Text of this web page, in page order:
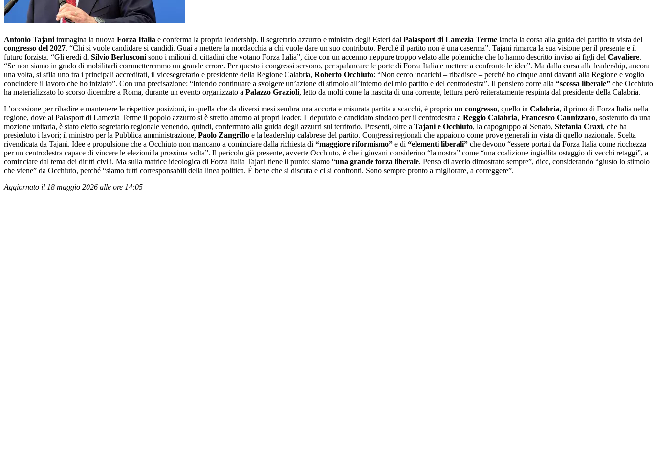
Antonio Tajani immagina la nuova Forza Italia e conferma la propria leadership. Il segretario azzurro e ministro degli Esteri dal Palasport di Lamezia Terme lancia la corsa alla guida del partito in vista del
congresso del 2027. “Chi si vuole candidare si candidi. Guai a mettere la mordacchia a chi vuole dare un suo contributo. Perché il partito non è una caserma”. Tajani rimarca la sua visione per il presente e il
futuro forzista. “Gli eredi di Silvio Berlusconi sono i milioni di cittadini che votano Forza Italia”, dice con un accenno neppure troppo velato alle polemiche che lo hanno descritto inviso ai figli del Cavaliere.
“Se non siamo in grado di mobilitarli commetteremmo un grande errore. Per questo i congressi servono, per spalancare le porte di Forza Italia e mettere a confronto le idee”. Ma dalla corsa alla leadership, ancora
una volta, si sfila uno tra i principali accreditati, il vicesegretario e presidente della Regione Calabria, Roberto Occhiuto: “Non cerco incarichi – ribadisce – perché ho cinque anni davanti alla Regione e voglio
concludere il lavoro che ho iniziato”. Con una precisazione: “Intendo continuare a svolgere un’azione di stimolo all’interno del mio partito e del centrodestra”. Il pensiero corre alla “scossa liberale” che Occhiuto
ha materializzato lo scorso dicembre a Roma, durante un evento organizzato a Palazzo Grazioli, letto da molti come la nascita di una corrente, lettura però reiteratamente respinta dal presidente della Calabria.
L’occasione per ribadire e mantenere le rispettive posizioni, in quella che da diversi mesi sembra una accorta e misurata partita a scacchi, è proprio un congresso, quello in Calabria, il primo di Forza Italia nella
regione, dove al Palasport di Lamezia Terme il popolo azzurro si è stretto attorno ai propri leader. Il deputato e candidato sindaco per il centrodestra a Reggio Calabria, Francesco Cannizzaro, sostenuto da una
mozione unitaria, è stato eletto segretario regionale venendo, quindi, confermato alla guida degli azzurri sul territorio. Presenti, oltre a Tajani e Occhiuto, la capogruppo al Senato, Stefania Craxi, che ha
presieduto i lavori; il ministro per la Pubblica amministrazione, Paolo Zangrillo e la leadership calabrese del partito. Congressi regionali che appaiono come prove generali in vista di quello nazionale. Scelta
rivendicata da Tajani. Idee e propulsione che a Occhiuto non mancano a cominciare dalla richiesta di “maggiore riformismo” e di “elementi liberali” che devono “essere portati da Forza Italia come ricchezza
per un centrodestra capace di vincere le elezioni la prossima volta”. Il pericolo già presente, avverte Occhiuto, è che i giovani considerino “la nostra” come “una coalizione ingiallita ostaggio di vecchi retaggi”, a
cominciare dal tema dei diritti civili. Ma sulla matrice ideologica di Forza Italia Tajani tiene il punto: siamo “una grande forza liberale. Penso di averlo dimostrato sempre”, dice, considerando “giusto lo stimolo
che viene” da Occhiuto, perché “siamo tutti corresponsabili della linea politica. È bene che si discuta e ci si confronti. Sono sempre pronto a migliorare, a correggere”.
Aggiornato il 18 maggio 2026 alle ore 14:05